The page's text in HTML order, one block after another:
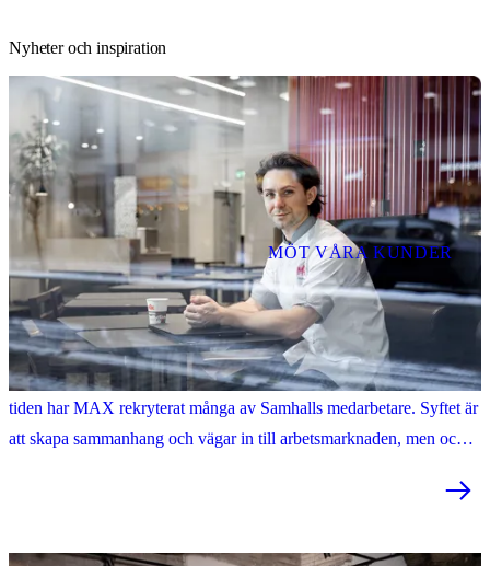
Nyheter och inspiration
MÖT VÅRA KUNDER
MAX + Samhall = skapar värde och social hållbarhet
MAX Burgers och Samhall har samarbetat under 25 år. Under den
tiden har MAX rekryterat många av Samhalls medarbetare. Syftet är
att skapa sammanhang och vägar in till arbetsmarknaden, men också